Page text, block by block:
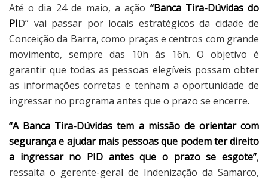
Até o dia 24 de maio, a ação “Banca Tira-Dúvidas do
PID” vai passar por locais estratégicos da cidade de
Conceição da Barra, como praças e centros com grande
movimento, sempre das 10h às 16h. O objetivo é
garantir que todas as pessoas elegíveis possam obter
as informações corretas e tenham a oportunidade de
ingressar no programa antes que o prazo se encerre.
“A Banca Tira-Dúvidas tem a missão de orientar com
segurança e ajudar mais pessoas que podem ter direito
a ingressar no PID antes que o prazo se esgote”,
ressalta o gerente-geral de Indenização da Samarco,